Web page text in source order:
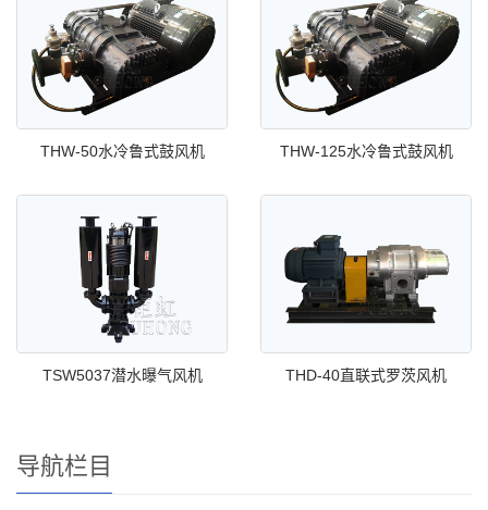
THW-50水冷鲁式鼓风机 THW-125水冷鲁式鼓风机
TSW5037潜水曝气风机 THD-40直联式罗茨风机
导航栏目